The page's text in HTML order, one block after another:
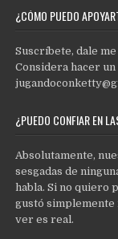
¿CÓMO PUEDO
Suscríbete, dale
Considera hacer
¿PUEDO CONFIAR EN
Absolutamente,
sesgadas de
habla. Si no quiero
gustó simplemente
ver es real.